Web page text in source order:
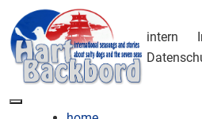
intern